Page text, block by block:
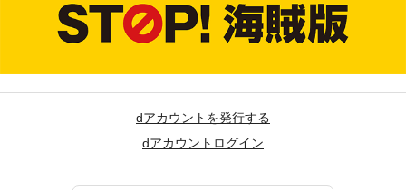
dアカウントを発行する
dアカウントログイン